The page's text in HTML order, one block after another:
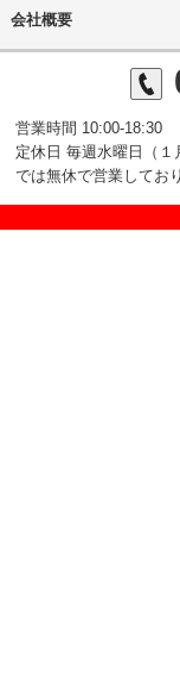
会社概要
営業時間 10:00-18:30
定休日 毎週水曜日（１
では無休で営業してお